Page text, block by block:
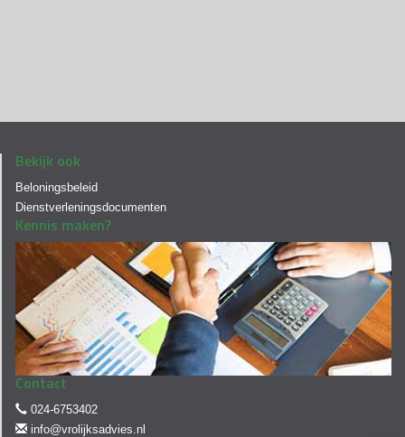
Bekijk ook
Beloningsbeleid
Dienstverleningsdocumenten
Kennis maken?
Contact
024-6753402
info@vrolijksadvies.nl